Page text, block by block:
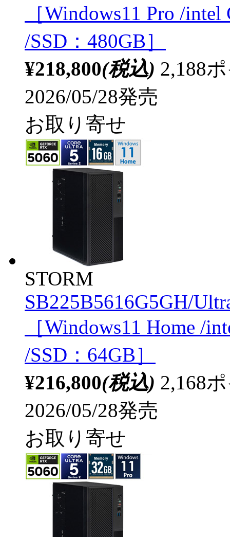
［Windows11 Pro /
/SSD：480GB］
¥218,800(税込) 2,188
2026/05/28発売
お取り寄せ
STORM
SB225B5616G5GH/
［Windows11 Home /
/SSD：64GB］
¥216,800(税込) 2,168
2026/05/28発売
お取り寄せ